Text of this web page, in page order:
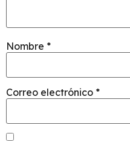
Nombre *
Correo electrónico *